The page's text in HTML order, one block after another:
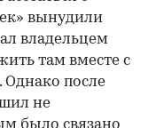
вынудили
владельцем
там вместе с
Однако после
не
было связано